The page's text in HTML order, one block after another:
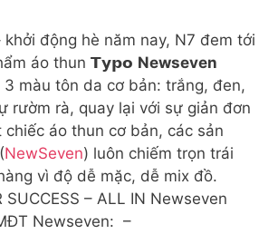
khởi động hè năm nay, N7 đem tới
áo thun 𝗧𝘆𝗽𝗼 Newseven
màu tôn da cơ bản: trắng, đen,
rườm rà, quay lại với sự giản đơn
chiếc áo thun cơ bản, các sản
NewSeven) luôn chiếm trọn trái
vì độ dễ mặc, dễ mix đồ.
SUCCESS – ALL IN Newseven
Newseven: –